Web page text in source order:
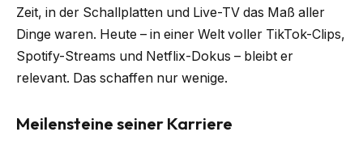
Zeit, in der Schallplatten und Live-TV das Maß aller
Dinge waren. Heute – in einer Welt voller TikTok-Clips,
Spotify-Streams und Netflix-Dokus – bleibt er
relevant. Das schaffen nur wenige.
Meilensteine seiner Karriere